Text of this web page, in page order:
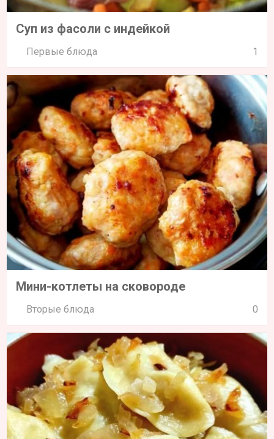
Суп из фасоли с индейкой
Первые блюда 1
Мини-котлеты на сковороде
Вторые блюда 0